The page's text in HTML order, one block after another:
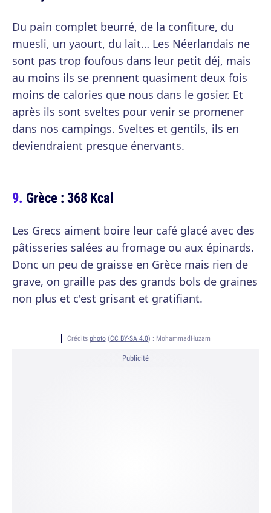
Du pain complet beurré, de la confiture, du
muesli, un yaourt, du lait… Les Néerlandais ne
sont pas trop foufous dans leur petit déj, mais
au moins ils se prennent quasiment deux fois
moins de calories que nous dans le gosier. Et
après ils sont sveltes pour venir se promener
dans nos campings. Sveltes et gentils, ils en
deviendraient presque énervants.
Grèce : 368 Kcal
Les Grecs aiment boire leur café glacé avec des
pâtisseries salées au fromage ou aux épinards.
Donc un peu de graisse en Grèce mais rien de
grave, on graille pas des grands bols de graines
non plus et c'est grisant et gratifiant.
Crédits photo(CC BY-SA 4.0) : MohammadHuzam
Publicité